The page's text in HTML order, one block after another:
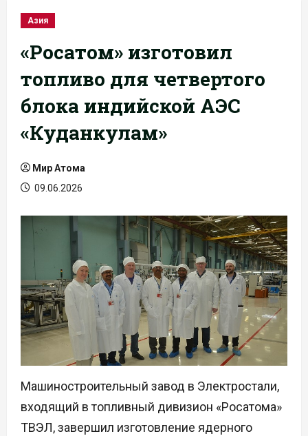
Азия
«Росатом» изготовил
топливо для четвертого
блока индийской АЭС
«Куданкулам»
Мир Атома
09.06.2026
Машиностроительный завод в Электростали,
входящий в топливный дивизион «Росатома»
ТВЭЛ, завершил изготовление ядерного